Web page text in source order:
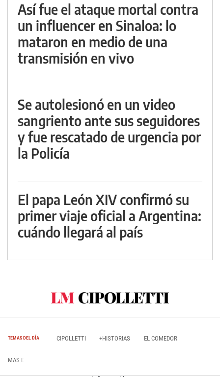
Así fue el ataque mortal contra
un influencer en Sinaloa: lo
mataron en medio de una
transmisión en vivo
Se autolesionó en un video
sangriento ante sus seguidores
y fue rescatado de urgencia por
la Policía
El papa León XIV confirmó su
primer viaje oficial a Argentina:
cuándo llegará al país
TEMAS DEL DÍA CIPOLLETTI +HISTORIAS EL COMEDOR
MAS E